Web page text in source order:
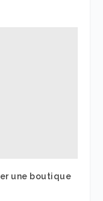
une boutique